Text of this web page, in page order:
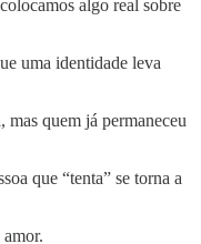
algo real sobre
uma identidade leva
mas quem já permaneceu
que “tenta” se torna a